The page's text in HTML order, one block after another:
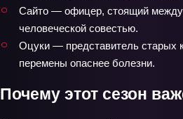
Сайто — офицер, стоящий между
человеческой совестью.
Оцуки — представитель старых
перемены опаснее болезни.
Почему этот сезон